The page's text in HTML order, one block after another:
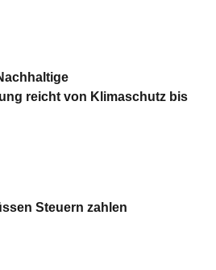
reicht von Klimaschutz bis
Steuern zahlen